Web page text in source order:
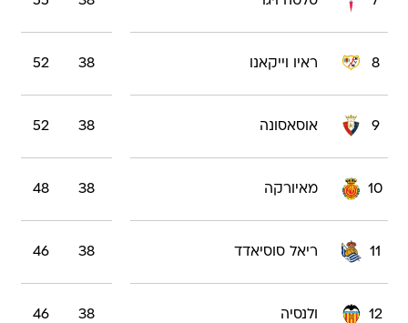
8 ראיו וייקאנו 38
52
9 אוסאסונה 38
52
10 מאיורקה 38
48
11 ריאל סוסיאדד 38
46
12 ולנסיה 38
46